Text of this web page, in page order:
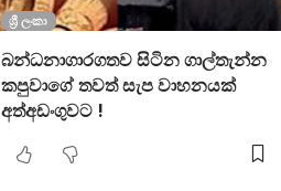
ශ්‍රී ලංකා
බන්ධනාගාරගතව සිටින ගාල්තැන්න
කපුවාගේ තවත් සැප වාහනයක්
අත්අඩංගුවට !